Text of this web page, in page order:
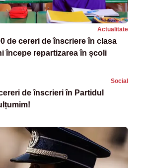
Actualitate
de cereri de înscriere în clasa
începe repartizarea în școli
Social
de înscrieri în Partidul